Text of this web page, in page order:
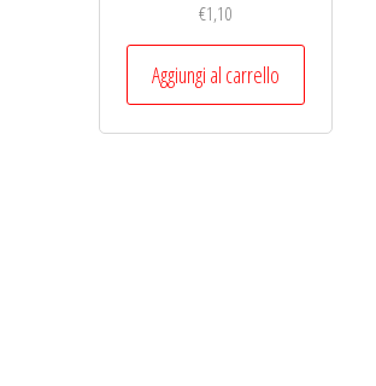
€1,10
Aggiungi al carrello